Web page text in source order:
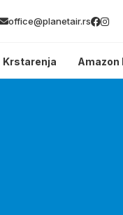
office@planetair.rs
Krstarenja Amazon